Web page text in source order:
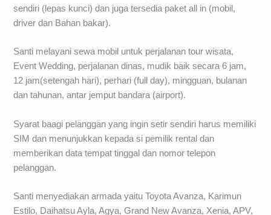
sendiri (lepas kunci) dan juga tersedia paket all in (mobil,
driver dan Bahan bakar).
Santi melayani sewa mobil untuk perjalanan tour wisata,
Event Wedding, perjalanan dinas, mudik baik secara 6 jam,
12 jam(setengah hari), perhari (full day), mingguan, bulanan
dan tahunan, antar jemput bandara (airport).
Syarat baagi pelanggan yang ingin setir sendiri harus memiliki
SIM dan menunjukkan kepada si pemilik rental dan
memberikan data tempat tinggal dan nomor telepon
pelanggan.
Santi menyediakan armada yaitu Toyota Avanza, Karimun
Estilo, Daihatsu Ayla, Agya, Grand New Avanza, Xenia, APV,